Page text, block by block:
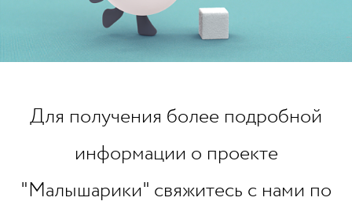
Для получения более подробной
информации о проекте
"Малышарики" свяжитесь с нами по